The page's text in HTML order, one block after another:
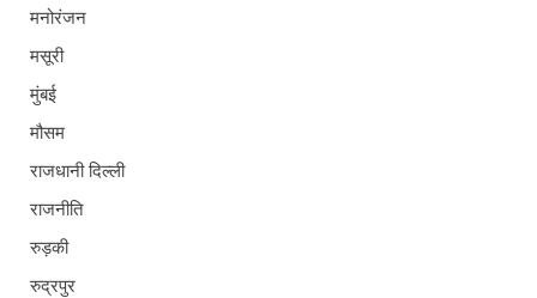
मनोरंजन
मसूरी
मुंबई
मौसम
राजधानी दिल्ली
राजनीति
रुड़की
रुद्रपुर